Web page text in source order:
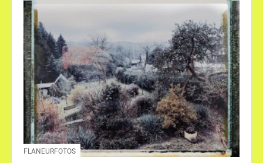
FLANEURFOTOS